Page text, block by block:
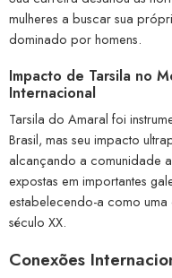
mulheres a buscar sua
dominado por homens.
Impacto de Tarsila no
Internacional
Tarsila do Amaral foi
Brasil, mas seu impacto
alcançando a comunidade
expostas em importantes
estabelecendo-a como
século XX.
Conexões